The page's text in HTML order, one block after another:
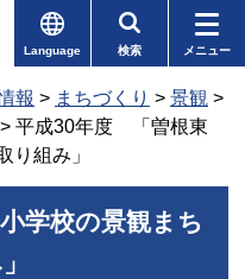
Language 検索 メニュー
報 > まちづくり > 景観 >
> 平成30年度 「曽根東
り組み」
学校の景観まち